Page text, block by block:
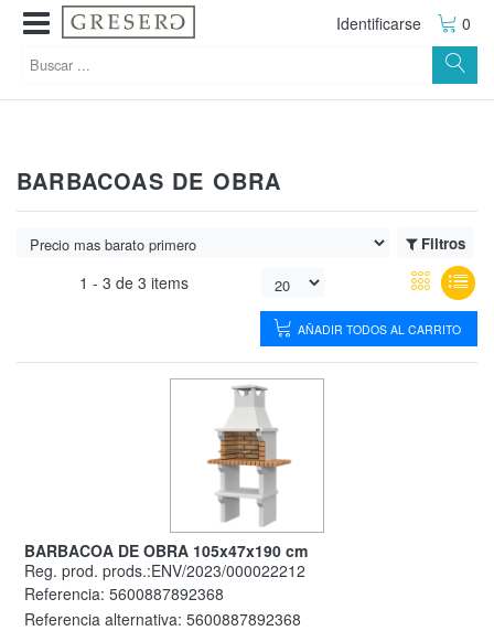
Identificarse 0
BARBACOAS DE OBRA
Filtros
1 -3de3 items
AÑADIR TODOS AL CARRITO
BARBACOA DE OBRA 105x47x190 cm
Reg. prod. prods.:ENV/2023/000022212
Referencia: 5600887892368
Referencia alternativa: 5600887892368